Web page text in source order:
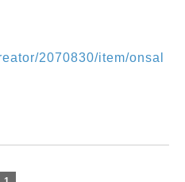
2070830/item/onsal